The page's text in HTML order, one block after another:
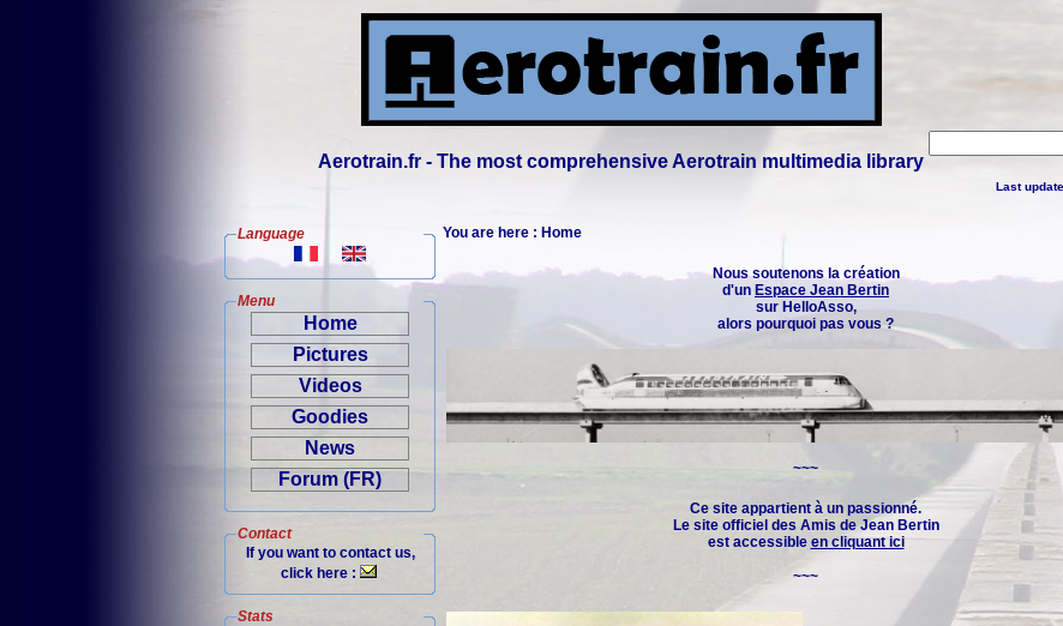
Aerotrain.fr - The most comprehensive Aerotrain multimedia library
Last
Language
Menu
Home
Pictures
Videos
Goodies
News
Forum (FR)
Contact
If you want to contact us,
click here :
Stats
You are here : Home
Nous soutenons la création
d'un Espace Jean Bertin
sur HelloAsso,
alors pourquoi pas vous ?
~~~
Ce site appartient à un passionné.
Le site officiel des Amis de Jean Bertin
est accessible en cliquant ici
~~~